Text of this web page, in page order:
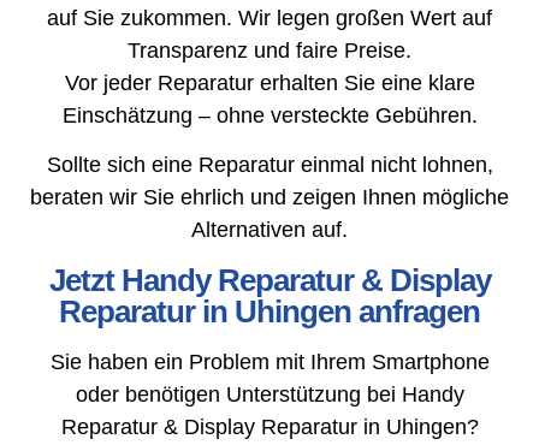
auf Sie zukommen. Wir legen großen Wert auf
Transparenz und faire Preise.
Vor jeder Reparatur erhalten Sie eine klare
Einschätzung – ohne versteckte Gebühren.
Sollte sich eine Reparatur einmal nicht lohnen,
beraten wir Sie ehrlich und zeigen Ihnen mögliche
Alternativen auf.
Jetzt Handy Reparatur & Display
Reparatur in Uhingen anfragen
Sie haben ein Problem mit Ihrem Smartphone
oder benötigen Unterstützung bei Handy
Reparatur & Display Reparatur in Uhingen?